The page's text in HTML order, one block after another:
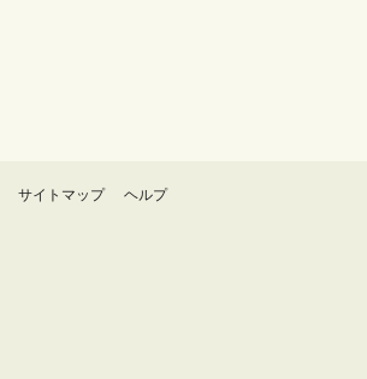
サイトマップ ヘルプ